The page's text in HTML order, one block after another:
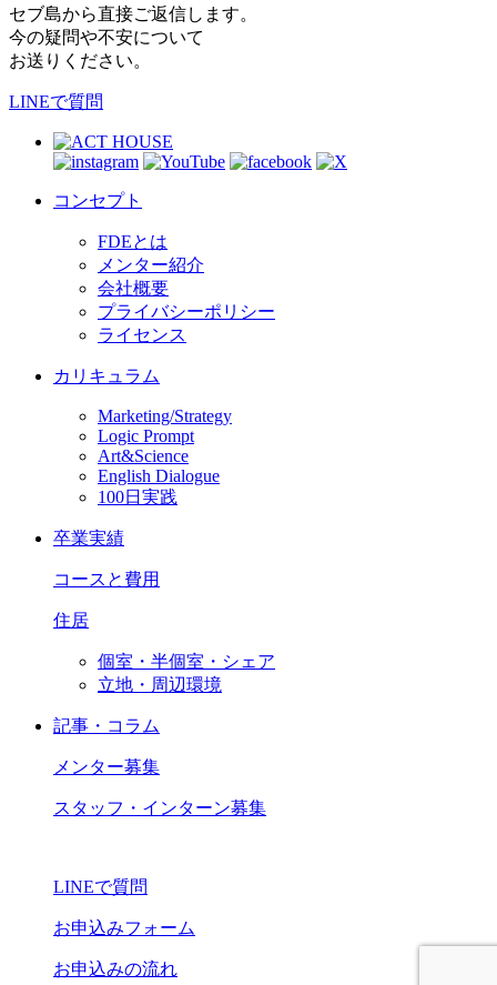
セブ島から直接ご返信します。
今の疑問や不安について
お送りください。
LINEで質問
コンセプト
FDEとは
メンター紹介
会社概要
プライバシーポリシー
ライセンス
カリキュラム
Marketing/Strategy
Logic Prompt
Art&Science
English Dialogue
100日実践
卒業実績
コースと費用
住居
個室・半個室・シェア
立地・周辺環境
記事・コラム
メンター募集
スタッフ・インターン募集
LINEで質問
お申込みフォーム
お申込みの流れ